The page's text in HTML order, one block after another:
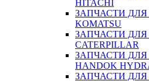
HITACHI
ЗАПЧАСТИ
KOMATSU
ЗАПЧАСТИ
CATERPILLAR
ЗАПЧАСТИ
HANDOK
ЗАПЧАСТИ